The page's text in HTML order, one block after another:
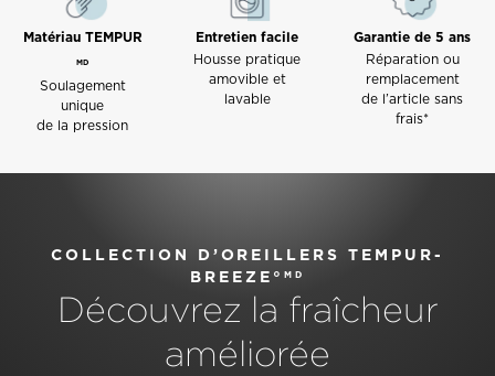
Matériau TEMPUR
MD
Soulagement
unique
de la pression
Entretien facile
Housse pratique
amovible et
lavable
Garantie de 5 ans
Réparation ou
remplacement
de l’article sans
frais*
COLLECTION D’OREILLERS TEMPUR-
BREEZE° MD
Découvrez la fraîcheur
améliorée